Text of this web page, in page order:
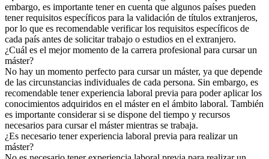
embargo, es importante tener en cuenta que algunos países pueden
tener requisitos específicos para la validación de títulos extranjeros,
por lo que es recomendable verificar los requisitos específicos de
cada país antes de solicitar trabajo o estudios en el extranjero.
¿Cuál es el mejor momento de la carrera profesional para cursar un
máster?
No hay un momento perfecto para cursar un máster, ya que depende
de las circunstancias individuales de cada persona. Sin embargo, es
recomendable tener experiencia laboral previa para poder aplicar los
conocimientos adquiridos en el máster en el ámbito laboral. También
es importante considerar si se dispone del tiempo y recursos
necesarios para cursar el máster mientras se trabaja.
¿Es necesario tener experiencia laboral previa para realizar un
máster?